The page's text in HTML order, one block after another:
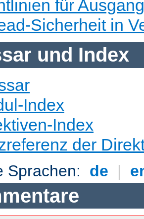
für
Sicherheit in
und Index
Index
Index
der
Sprachen: de |